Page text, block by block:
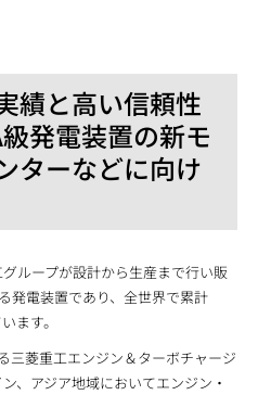
績と高い信頼性
発電装置の新モ
ターなどに向け
グループが設計から生産まで行い販
発電装置であり、全世界で累計
ます。
三菱重工エンジン＆ターボチャージ
、アジア地域においてエンジン・